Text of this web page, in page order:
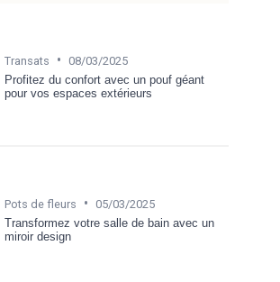
Transats • 08/03/2025
Profitez du confort avec un pouf géant
pour vos espaces extérieurs
Pots de fleurs • 05/03/2025
Transformez votre salle de bain avec un
miroir design